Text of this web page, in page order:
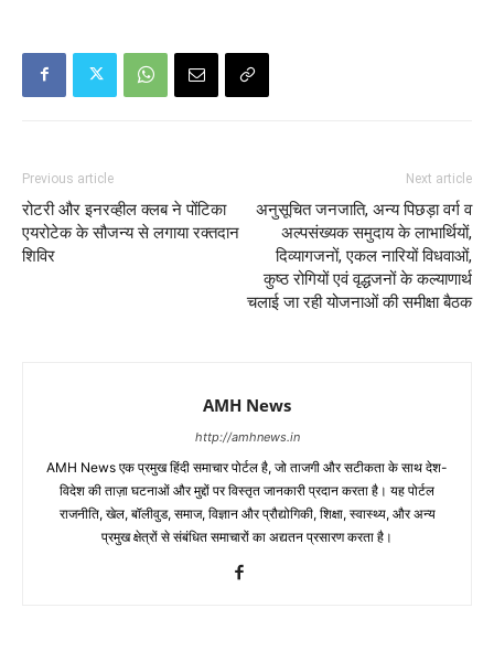
Previous article
रोटरी और इनरव्हील क्लब ने पोंटिका
एयरोटेक के सौजन्य से लगाया रक्तदान
शिविर
Next article
अनुसूचित जनजाति, अन्य पिछड़ा वर्ग व
अल्पसंख्यक समुदाय के लाभार्थियों,
दिव्यागजनों, एकल नारियों विधवाओं,
कुष्ठ रोगियों एवं वृद्धजनों के कल्याणार्थ
चलाई जा रही योजनाओं की समीक्षा बैठक
AMH News
http://amhnews.in
AMH News एक प्रमुख हिंदी समाचार पोर्टल है, जो ताजगी और सटीकता के साथ देश-
विदेश की ताज़ा घटनाओं और मुद्दों पर विस्तृत जानकारी प्रदान करता है। यह पोर्टल
राजनीति, खेल, बॉलीवुड, समाज, विज्ञान और प्रौद्योगिकी, शिक्षा, स्वास्थ्य, और अन्य
प्रमुख क्षेत्रों से संबंधित समाचारों का अद्यतन प्रसारण करता है।